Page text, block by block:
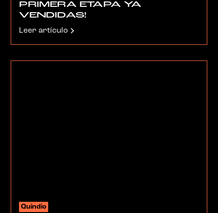
PRIMERA ETAPA YA
VENDIDAS!
Leer artículo
Quindio